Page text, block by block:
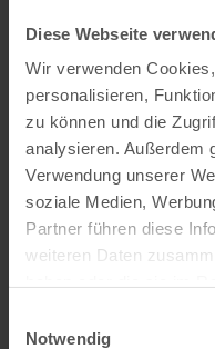
Diese Webseite
Wir verwenden
personalisieren,
zu können und die
analysieren. Außerdem
Verwendung unserer
soziale Medien,
Partner führen diese
weiteren Daten
Notwendig